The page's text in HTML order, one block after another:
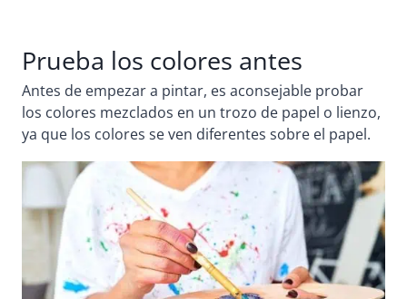
Prueba los colores antes
Antes de empezar a pintar, es aconsejable probar
los colores mezclados en un trozo de papel o lienzo,
ya que los colores se ven diferentes sobre el papel.